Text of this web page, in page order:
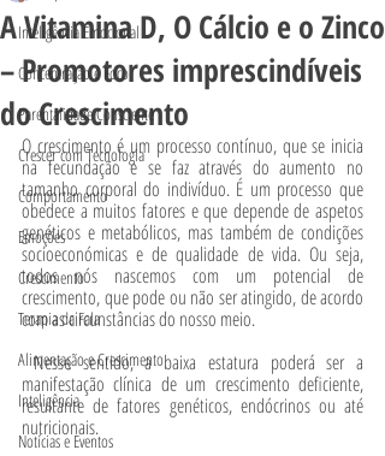
Inteligência Emocional
Concentração e Foco
Parentalidade Consciente
Crescer com Tecnologia
Comportamento
Emoções
Crescimento
Terapia da Fala
Alimentação e Crescimento
Inteligência
Notícias e Eventos
A Vitamina D, O Cálcio e o Zinco
– Promotores imprescindíveis
do Crescimento
O crescimento é um processo contínuo, que se inicia
na fecundação e se faz através do aumento no
tamanho corporal do indivíduo. É um processo que
obedece a muitos fatores e que depende de aspetos
genéticos e metabólicos, mas também de condições
socioeconómicas e de qualidade de vida. Ou seja,
todos nós nascemos com um potencial de
crescimento, que pode ou não ser atingido, de acordo
com as circunstâncias do nosso meio.
Nesse sentido, a baixa estatura poderá ser a
manifestação clínica de um crescimento deficiente,
resultante de fatores genéticos, endócrinos ou até
nutricionais.